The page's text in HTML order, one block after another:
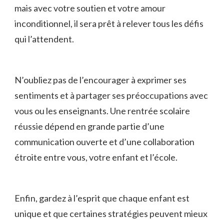
mais avec votre soutien​ et votre amour⁢
inconditionnel, il sera prêt à relever⁣ tous les défis
qui l’attendent.
N’oubliez pas de l’encourager⁤ à exprimer ses
sentiments et à partager ses préoccupations avec
vous ou les enseignants. Une rentrée scolaire
réussie dépend ‌en grande partie d’une
communication ouverte et d’une collaboration
étroite entre vous, votre ​enfant et l’école.
Enfin, gardez à l’esprit que chaque enfant est
unique et que ⁤certaines stratégies ​peuvent mieux